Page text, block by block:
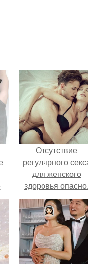
Отсутствие
регулярного
для женского
здоровья опасно.